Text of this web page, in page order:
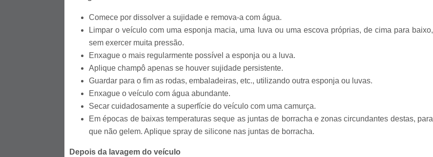
Comece por dissolver a sujidade e remova-a com água.
Limpar o veículo com uma esponja macia, uma luva ou uma escova próprias, de cima para baixo,
sem exercer muita pressão.
Enxague o mais regularmente possível a esponja ou a luva.
Aplique champô apenas se houver sujidade persistente.
Guardar para o fim as rodas, embaladeiras, etc., utilizando outra esponja ou luvas.
Enxague o veículo com água abundante.
Secar cuidadosamente a superfície do veículo com uma camurça.
Em épocas de baixas temperaturas seque as juntas de borracha e zonas circundantes destas, para
que não gelem. Aplique spray de silicone nas juntas de borracha.
Depois da lavagem do veículo